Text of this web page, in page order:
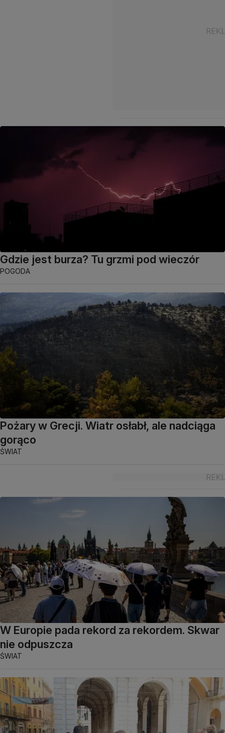
Gdzie jest burza? Tu grzmi pod wieczór
POGODA
Pożary w Grecji. Wiatr osłabł, ale nadciąga
gorąco
ŚWIAT
W Europie pada rekord za rekordem. Skwar
nie odpuszcza
ŚWIAT